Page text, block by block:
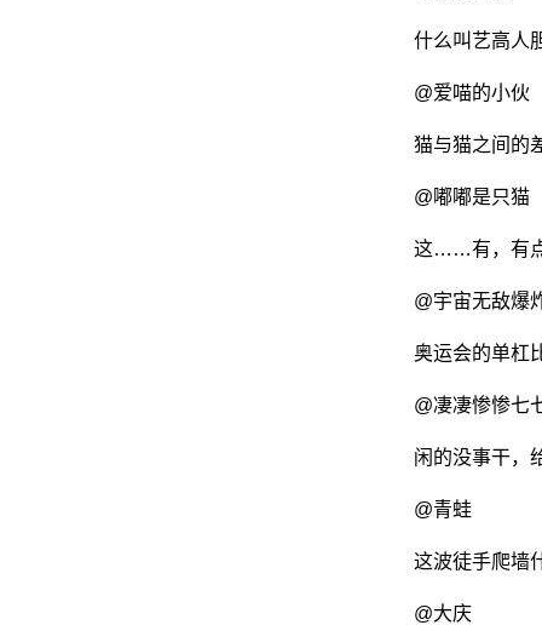
什么叫艺高人
@爱喵的小伙
猫与猫之间的
@嘟嘟是只猫
这……有，有
@宇宙无敌爆
奥运会的单杠
@凄凄惨惨七
闲的没事干，
@青蛙
这波徒手爬墙
‍@大庆